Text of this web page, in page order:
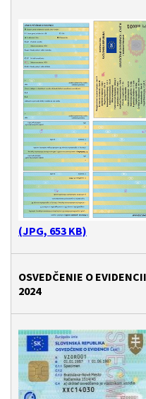
(JPG, 653 KB)
OSVEDČENIE O
2024